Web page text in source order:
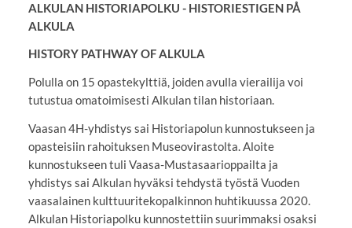
ALKULAN HISTORIAPOLKU - HISTORIESTIGEN PÅ
ALKULA
HISTORY PATHWAY OF ALKULA
Polulla on 15 opastekylttiä, joiden avulla vierailija voi
tutustua omatoimisesti Alkulan tilan historiaan.
Vaasan 4H-yhdistys sai Historiapolun kunnostukseen ja
opasteisiin rahoituksen Museovirastolta. Aloite
kunnostukseen tuli Vaasa-Mustasaarioppailta ja
yhdistys sai Alkulan hyväksi tehdystä työstä Vuoden
vaasalainen kulttuuritekopalkinnon huhtikuussa 2020.
Alkulan Historiapolku kunnostettiin suurimmaksi osaksi